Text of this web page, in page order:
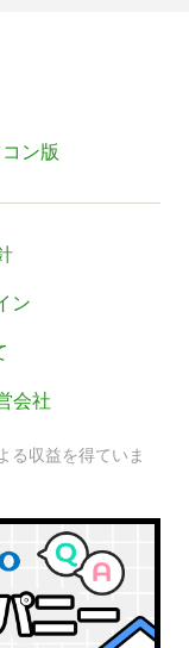
ン版
ン
会社
る収益を得ていま